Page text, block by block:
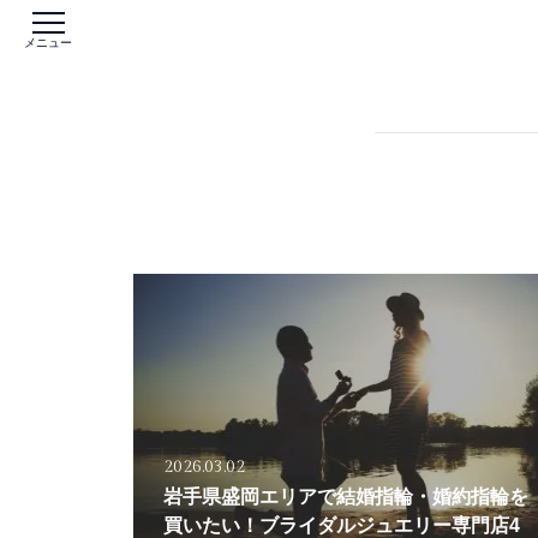
メニュー
2026.03.02
岩手県盛岡エリアで結婚指輪・婚約指輪を
買いたい！ブライダルジュエリー専門店4